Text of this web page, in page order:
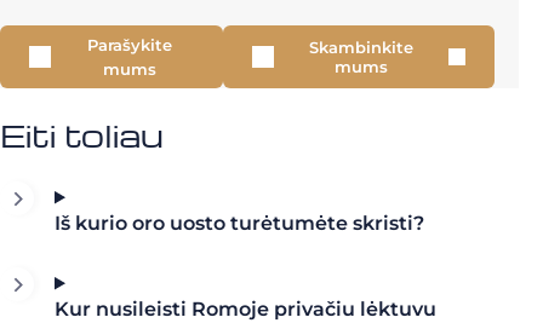
Parašykite
mums
Skambinkite
mums
Eiti toliau
Iš kurio oro uosto turėtumėte skristi?
Kur nusileisti Romoje privačiu lėktuvu